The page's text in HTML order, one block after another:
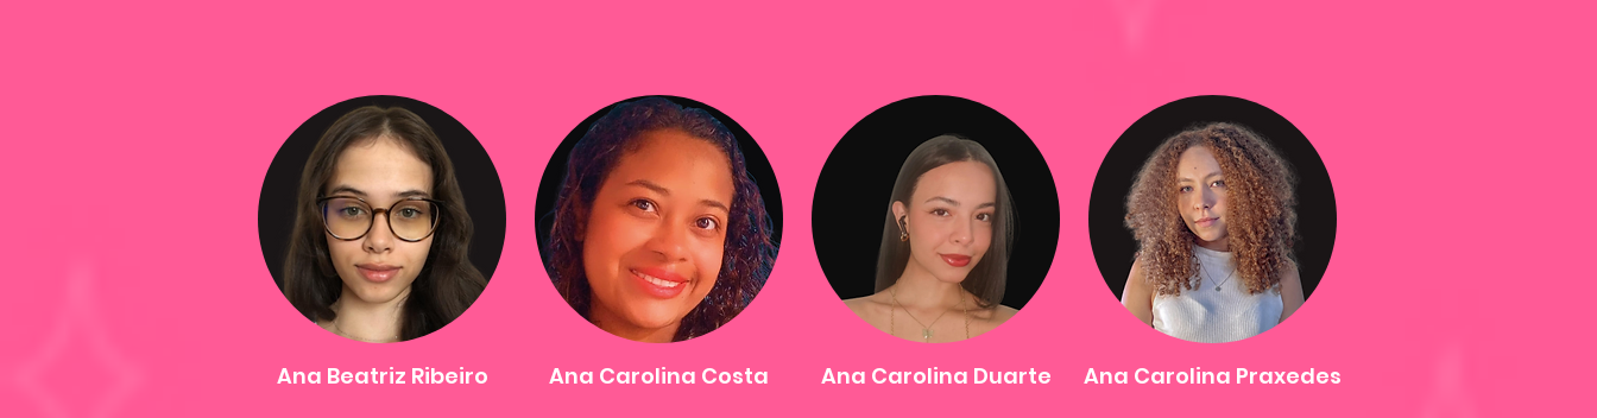
Ana Beatriz Ribeiro Ana Carolina Costa Ana Carolina Duarte Ana Carolina Praxedes